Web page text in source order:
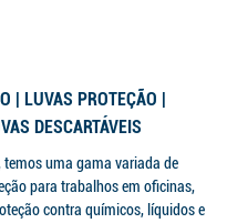
| LUVAS PROTEÇÃO |
DESCARTÁVEIS
uma gama variada de
para trabalhos em oficinas,
contra químicos, líquidos e